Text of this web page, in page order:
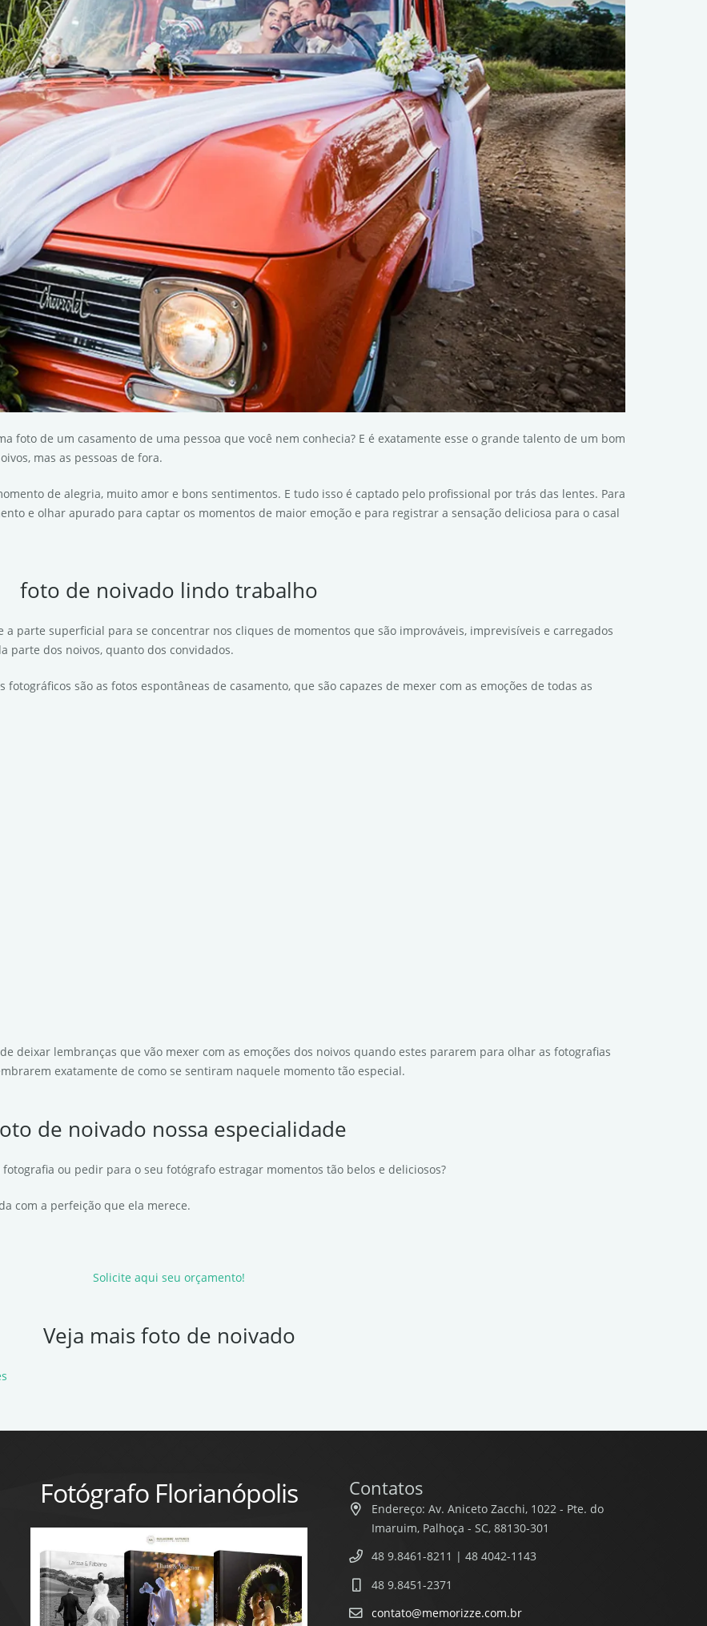
foto de um casamento de uma pessoa que você nem conhecia? E é exatamente esse o grande talento de um bom
mas as pessoas de fora.
de alegria, muito amor e bons sentimentos. E tudo isso é captado pelo profissional por trás das lentes. Para
e olhar apurado para captar os momentos de maior emoção e para registrar a sensação deliciosa para o casal
foto de noivado lindo trabalho
parte superficial para se concentrar nos cliques de momentos que são improváveis, imprevisíveis e carregados
parte dos noivos, quanto dos convidados.
são as fotos espontâneas de casamento, que são capazes de mexer com as emoções de todas as
deixar lembranças que vão mexer com as emoções dos noivos quando estes pararem para olhar as fotografias
exatamente de como se sentiram naquele momento tão especial.
de noivado nossa especialidade
fotografia ou pedir para o seu fotógrafo estragar momentos tão belos e deliciosos?
com a perfeição que ela merece.
Solicite aqui seu orçamento!
Veja mais foto de noivado
Fotógrafo Florianópolis Contatos
Endereço: Av. Aniceto Zacchi, 1022 - Pte. do
Imaruim, Palhoça - SC, 88130-301
48 9.8461-8211 | 48 4042-1143
48 9.8451-2371
contato@memorizze.com.br